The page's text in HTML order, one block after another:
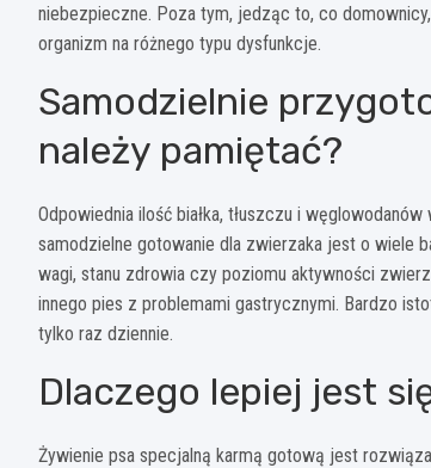
niebezpieczne. Poza tym, jedząc to, co
organizm na różnego typu dysfunkcje.
Samodzielnie
należy pamiętać?
Odpowiednia ilość białka, tłuszczu i
samodzielne gotowanie dla zwierzaka jest o wiele
wagi, stanu zdrowia czy poziomu aktywności
innego pies z problemami gastrycznymi. Bardzo
tylko raz dziennie.
Dlaczego lepiej jest
Żywienie psa specjalną karmą gotową jest